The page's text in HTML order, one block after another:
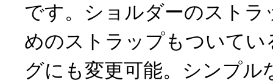
です。ショルダーのストラ
めのストラップもついて
グにも変更可能。シンプル